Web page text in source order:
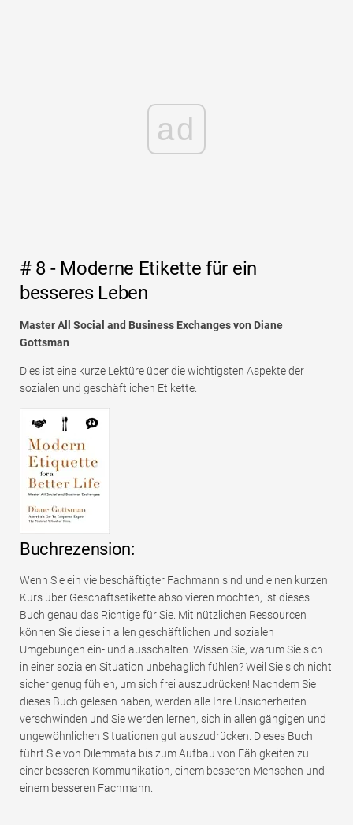
ad
# 8 - Moderne Etikette für ein
besseres Leben
Master All Social and Business Exchanges von Diane
Gottsman
Dies ist eine kurze Lektüre über die wichtigsten Aspekte der
sozialen und geschäftlichen Etikette.
Buchrezension:
Wenn Sie ein vielbeschäftigter Fachmann sind und einen kurzen
Kurs über Geschäftsetikette absolvieren möchten, ist dieses
Buch genau das Richtige für Sie. Mit nützlichen Ressourcen
können Sie diese in allen geschäftlichen und sozialen
Umgebungen ein- und ausschalten. Wissen Sie, warum Sie sich
in einer sozialen Situation unbehaglich fühlen? Weil Sie sich nicht
sicher genug fühlen, um sich frei auszudrücken! Nachdem Sie
dieses Buch gelesen haben, werden alle Ihre Unsicherheiten
verschwinden und Sie werden lernen, sich in allen gängigen und
ungewöhnlichen Situationen gut auszudrücken. Dieses Buch
führt Sie von Dilemmata bis zum Aufbau von Fähigkeiten zu
einer besseren Kommunikation, einem besseren Menschen und
einem besseren Fachmann.